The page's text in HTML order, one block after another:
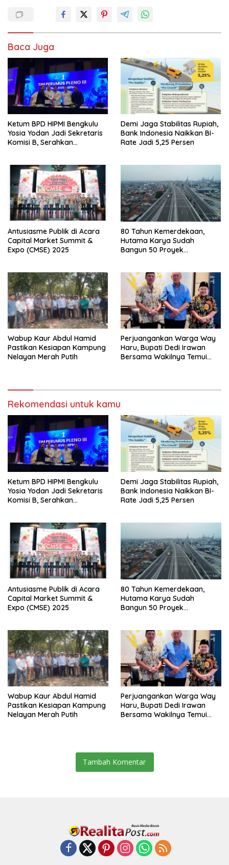
Baca Juga
Ketum BPD HIPMI Bengkulu
Yosia Yodan Jadi Sekretaris
Komisi B, Serahkan
Demi Jaga Stabilitas Rupiah,
Bank Indonesia Naikkan BI-
Rate Jadi 5,25 Persen
Antusiasme Publik di Acara
Capital Market Summit &
Expo (CMSE) 2025
80 Tahun Kemerdekaan,
Hutama Karya Sudah
Bangun 50 Proyek
Wabup Kaur Abdul Hamid
Pastikan Kesiapan Kampung
Nelayan Merah Putih
Perjuangankan Warga Way
Haru, Bupati Dedi Irawan
Bersama Wakilnya Temui
Rekomendasi untuk kamu
Ketum BPD HIPMI Bengkulu
Yosia Yodan Jadi Sekretaris
Komisi B, Serahkan
Demi Jaga Stabilitas Rupiah,
Bank Indonesia Naikkan BI-
Rate Jadi 5,25 Persen
Antusiasme Publik di Acara
Capital Market Summit &
Expo (CMSE) 2025
80 Tahun Kemerdekaan,
Hutama Karya Sudah
Bangun 50 Proyek
Wabup Kaur Abdul Hamid
Pastikan Kesiapan Kampung
Nelayan Merah Putih
Perjuangankan Warga Way
Haru, Bupati Dedi Irawan
Bersama Wakilnya Temui
Tambah Komentar